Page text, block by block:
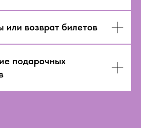
или возврат билетов
подарочных